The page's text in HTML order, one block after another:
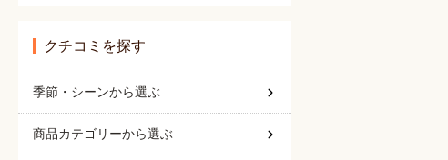
クチコミを探す
季節・シーンから選ぶ
商品カテゴリーから選ぶ